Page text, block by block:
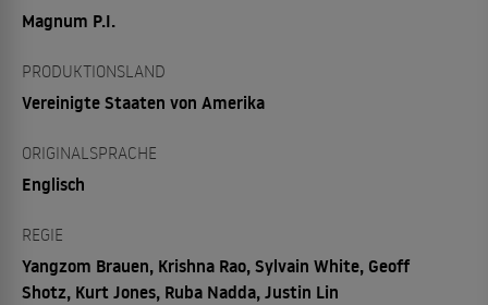
Magnum P.I.
PRODUKTIONSLAND
Vereinigte Staaten von Amerika
ORIGINALSPRACHE
Englisch
REGIE
Yangzom Brauen, Krishna Rao, Sylvain White, Geoff
Shotz, Kurt Jones, Ruba Nadda, Justin Lin